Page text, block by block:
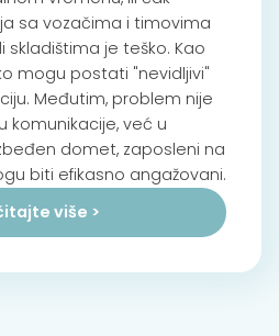
sa vozačima i timovima
skladištima je teško. Kao
mogu postati "nevidljivi"
Međutim, problem nije
komunikacije, već u
domet, zaposleni na
biti efikasno angažovani.
više >